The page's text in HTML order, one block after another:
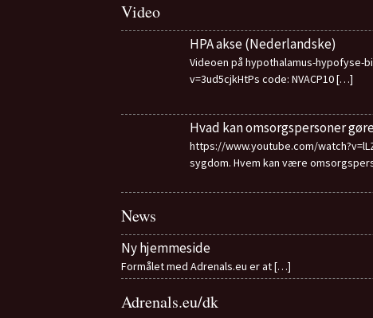
Video
HPA akse (Nederlandske)
Videoen på hypothalamus-hypofyse-
v=3ud5cjkHtPs code: NVACP10[…]
Hvad kan omsorgspersoner
https://www.youtube.com/
sygdom. Hvem kan være
News
Ny hjemmeside
Formålet med Adrenals.eu er at[…]
Adrenals.eu/dk